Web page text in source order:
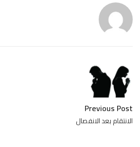
Previous Post
الانتقام بعد الانفصال